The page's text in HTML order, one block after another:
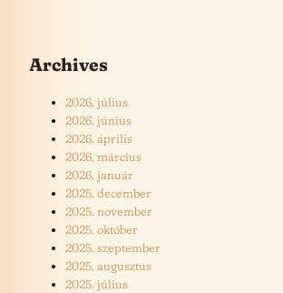
Archives
2026. július
2026. június
2026. április
2026. március
2026. január
2025. december
2025. november
2025. október
2025. szeptember
2025. augusztus
2025. július